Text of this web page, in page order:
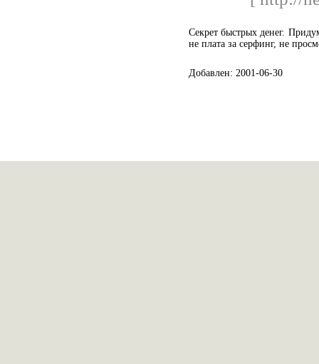
Секрет быстрых денег.
не плата за серфинг, не
Добавлен: 2001-06-30